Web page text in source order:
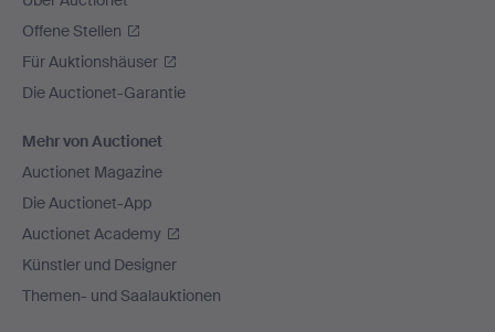
Offene Stellen
Für Auktionshäuser
Die Auctionet-Garantie
Mehr von Auctionet
Auctionet Magazine
Die Auctionet-App
Auctionet Academy
Künstler und Designer
Themen- und Saalauktionen